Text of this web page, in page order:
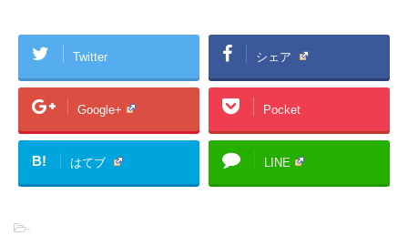
Twitter シェア
Google+ Pocket
B! はてブ LINE
-